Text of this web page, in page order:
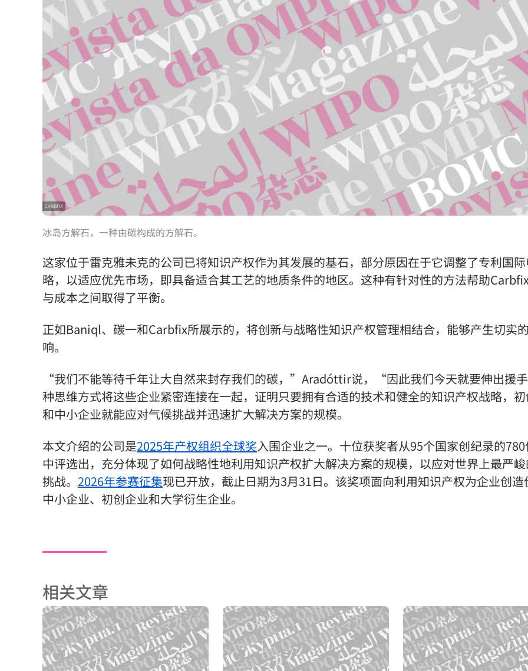
CARBFIX
冰岛方解石，一种由碳构成的方解石。
这家位于雷克雅未克的公司已将知识产权作为其发展的基石，部分原因在于它调整了专利国
略，以适应优先市场，即具备适合其工艺的地质条件的地区。这种有针对性的方法帮助
与成本之间取得了平衡。
正如Baniql、碳一和Carbfix所展示的，将创新与战略性知识产权管理相结合，能够产生切实
响。
“我们不能等待千年让大自然来封存我们的碳，”Aradóttir说，“因此我们今天就要伸出援
种思维方式将这些企业紧密连接在一起，证明只要拥有合适的技术和健全的知识产权战略，
和中小企业就能应对气候挑战并迅速扩大解决方案的规模。
本文介绍的公司是2025年产权组织全球奖入围企业之一。十位获奖者从95个国家创纪录的
中评选出，充分体现了如何战略性地利用知识产权扩大解决方案的规模，以应对世界上最严
挑战。 2026年参赛征集现已开放，截止日期为3月31日。该奖项面向利用知识产权为企业创造
中小企业、初创企业和大学衍生企业。
相关文章